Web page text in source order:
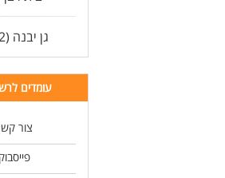
גן יבנה (242)
עומדים
צור
פייסבוק